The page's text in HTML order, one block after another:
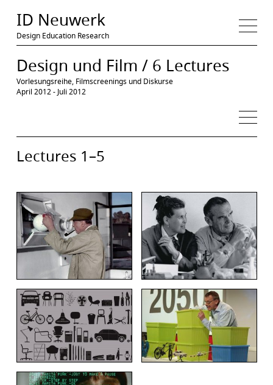
ID Neuwerk
Design Education Research
Design und Film / 6 Lectures
Vorlesungsreihe, Filmscreenings und Diskurse
April 2012 - Juli 2012
Veranstaltungen
Ressourcen
Film Literatur Texte zum Design Design Literatur
Lectures 1–5